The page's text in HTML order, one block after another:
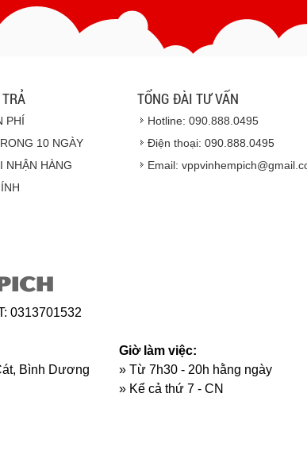
cử
- Thời hạn ước tính
Vinhempich
Hàng giao đảm
sẽ
phẩm đối với nhà
hoặc hỏng
PHÍ
10 NGÀY
NHẬN HÀNG
TỔNG ĐÀI TƯ VẤN
Hotline: 090.888.0495
Điện thoại: 090.888.0495
Email:
0313701532
Bình Dương
Giờ làm việc:
» Từ 7h30 - 20h hằng ngày
» Kể cả thứ 7 - CN